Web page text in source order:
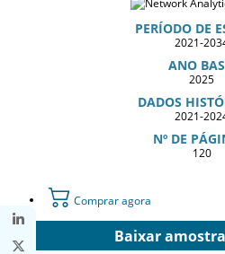
PERÍODO DE
2021-
ANO
2025
DADOS
2021-
Nº DE
120
Comprar agora
Baixar